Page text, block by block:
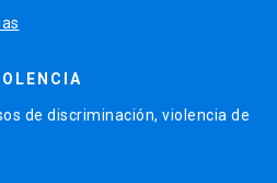
de discriminación, violencia de